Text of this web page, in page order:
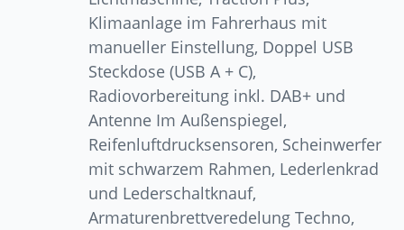
Klimaanlage im Fahrerhaus mit
manueller Einstellung, Doppel USB
Steckdose (USB A + C),
Radiovorbereitung inkl. DAB+ und
Antenne Im Außenspiegel,
Reifenluftdrucksensoren, Scheinwerfer
mit schwarzem Rahmen, Lederlenkrad
und Lederschaltknauf,
Armaturenbrettveredelung Techno,